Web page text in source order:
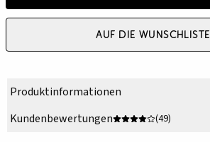
Auf die Wunschliste
Produktinformationen
Kundenbewertungen
(49)